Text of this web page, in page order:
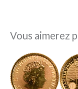
Vous aimerez